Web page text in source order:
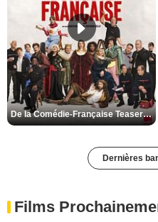
De la Comédie-Française Teaser (3) VF
Dernières
Films